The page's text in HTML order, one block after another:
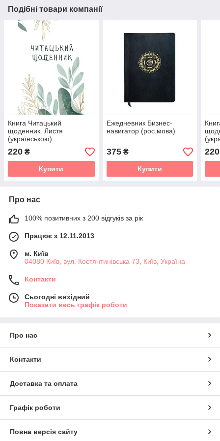
Подібні товари компанії
Книга Читацький
щоденник. Листя
(українською)
220 ₴
Купити
Ежедневник Бизнес-
навигатор (рос.мова)
375₴
Купити
220
Про нас
100% позитивних з 200 відгуків за рік
Працює з 12.11.2013
м. Київ
04080 Київ, вул. Костянтинівська 73, Київ, Україна
Контакти
Сьогодні вихідний
Показати весь графік роботи
Про нас
Контакти
Доставка та оплата
Графік роботи
Повна версія сайту